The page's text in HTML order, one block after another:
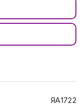
ЯА1722